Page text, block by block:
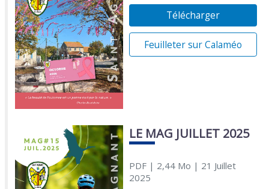
Télécharger
Feuilleter sur Calaméo
LE MAG JUILLET 2025
PDF| 2,44 Mo | 21 Juillet
2025